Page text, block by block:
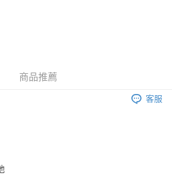
認後2-4個工作天到店，7天內取。逾期後
商品推薦
客服